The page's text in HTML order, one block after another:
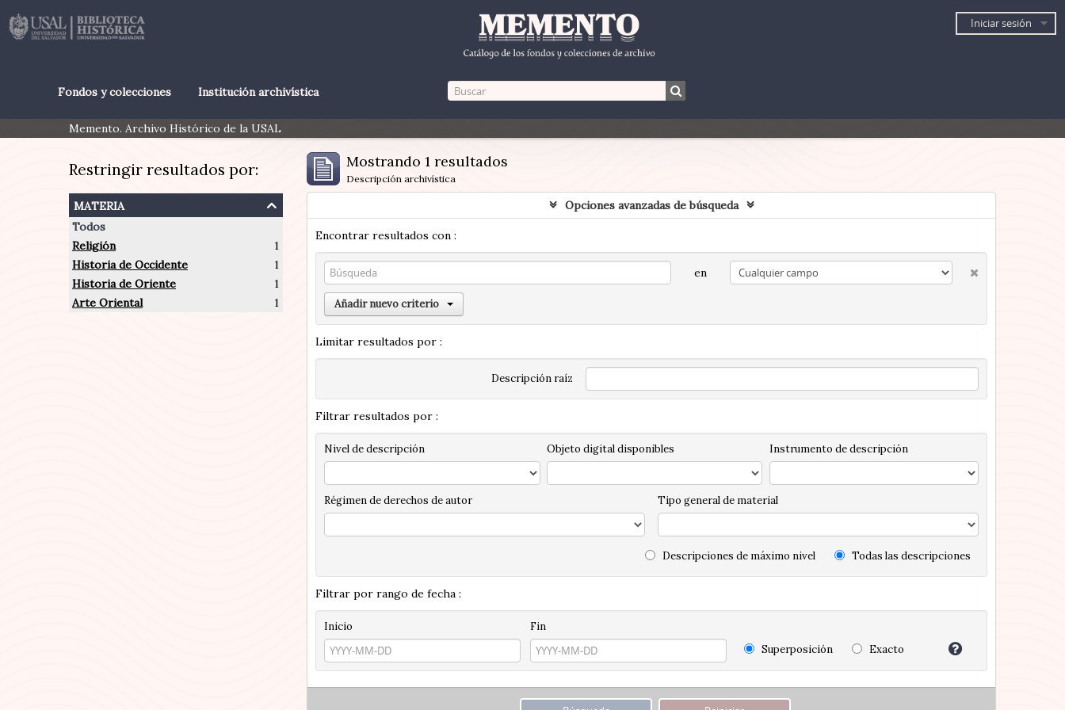
Iniciar sesión
Fondos y colecciones Institución archivística
Memento. Archivo Histórico de la USAL
Restringir resultados por:
materia
Todos
Religión
1
Historia de Occidente
1
Historia de Oriente
1
Arte Oriental
1
Mostrando 1 resultados
Descripción archivística
Opciones avanzadas de búsqueda
Encontrar resultados con :
en
Añadir nuevo criterio
Limitar resultados por :
Descripción raíz
Filtrar resultados por :
Nivel de descripción Objeto digital disponibles Instrumento de descripción
Régimen de derechos de autor Tipo general de material
Descripciones de máximo nivel Todas las descripciones
Filtrar por rango de fecha :
Inicio
Fin
Superposición
Exacto